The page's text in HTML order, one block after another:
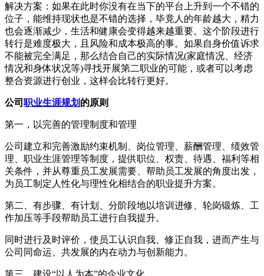
解决方案：如果在此时你没有在当下的平台上升到一个不错的
位子，能维持现状也是不错的选择，毕竟人的年龄越大，精力
也会逐渐减少，生活和健康会变得越来越重要。这个阶段进行
转行是难度极大，且风险和成本极高的事。如果自身价值诉求
不能被完全满足，那么结合自己的实际情况(家庭情况、经济
情况和身体状况等)寻找开展第二职业的可能，或者可以考虑
整合资源进行创业，这样会比转行更好。
公司 职业生涯规划 的原则
第一，以完善的管理制度和管理
公司建立和完善激励约束机制、岗位管理、薪酬管理、绩效管
理、职业生涯管理等制度，提供职位、权责、待遇、福利等相
关条件，并从尊重员工发展需要、帮助员工发展的角度出发，
为员工制定人性化与理性化相结合的职业提升方案。
第二、有步骤、有计划、分阶段地以培训进修、轮岗锻炼、工
作加压等手段帮助员工进行自我提升。
同时进行及时评价，使员工认识自我、修正自我，进而产生与
公司同命运、共发展的内在动力与创新能力。
第三、建设“以人为本”的企业文化。